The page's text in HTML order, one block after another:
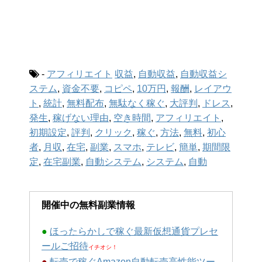
- アフィリエイト 収益, 自動収益, 自動収益シ
ステム, 資金不要, コピペ, 10万円 , 報酬, レイアウ
ト , 統計, 無料配布, 無駄なく稼ぐ, 大評判 , ドレス ,
発生, 稼げない理由, 空き時間, アフィリエイト ,
初期設定, 評判 , クリック , 稼ぐ, 方法, 無料, 初心
者, 月収, 在宅, 副業, スマホ, テレビ, 簡単, 期間限
定, 在宅副業, 自動システム, システム, 自動
開催中の無料副業情報
● ほったらかしで稼ぐ最新仮想通貨プレセ
ールご招待イチオシ！